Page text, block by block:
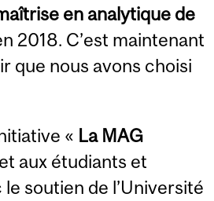
en analytique de
2018. C’est maintenant
que nous avons choisi
« La MAG
aux étudiants et
soutien de l’Université